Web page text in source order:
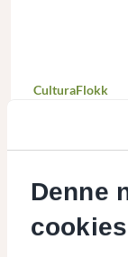
Denne
cookies
CulturaFlokk